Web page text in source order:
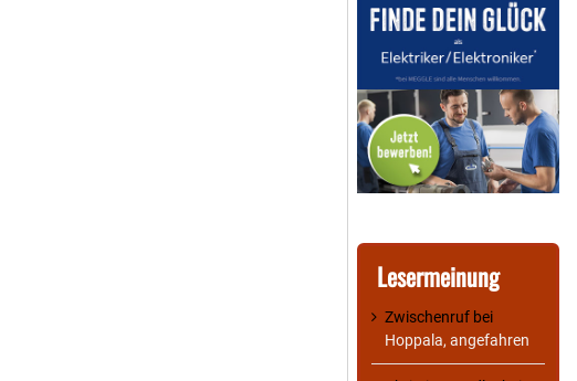
Lesermeinung
Zwischenruf bei
Hoppala, angefahren